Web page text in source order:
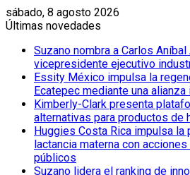
sábado, 8 agosto 2026
Últimas novedades
Suzano nombra a Carlos
vicepresidente ejecutivo
Essity México impulsa la
Ecatepec mediante una
Kimberly-Clark presenta
alternativas para productos de
Huggies Costa Rica impulsa la
lactancia materna con
públicos
Suzano lidera el ranking de